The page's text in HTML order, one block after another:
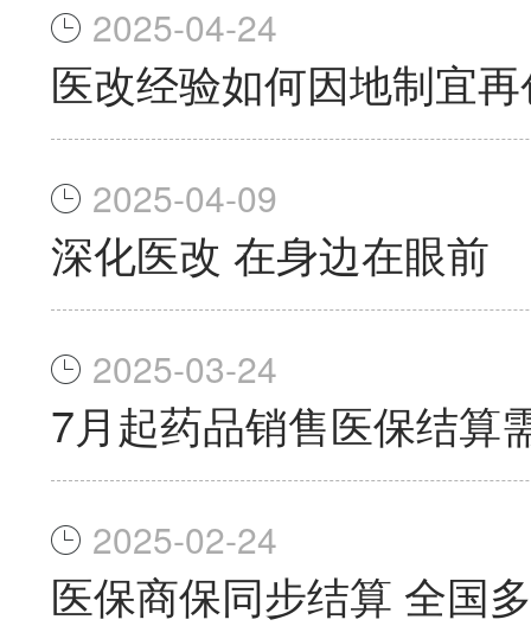
2025-04-24
医改经验如何因地制宜
2025-04-09
深化医改 在身边在眼前
2025-03-24
7月起药品销售医保结
2025-02-24
医保商保同步结算 全国